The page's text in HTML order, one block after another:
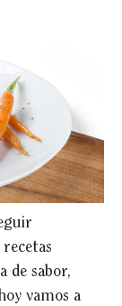
de sabor,
vamos a